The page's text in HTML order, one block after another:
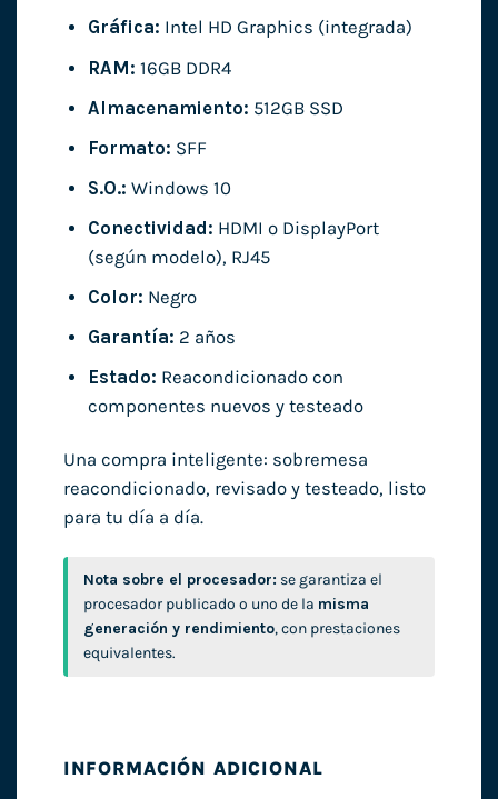
Gráfica: Intel HD Graphics (integrada)
RAM: 16GB DDR4
Almacenamiento: 512GB SSD
Formato: SFF
S.O.: Windows 10
Conectividad: HDMI o DisplayPort
(según modelo), RJ45
Color: Negro
Garantía: 2 años
Estado: Reacondicionado con
componentes nuevos y testeado
Una compra inteligente: sobremesa
reacondicionado, revisado y testeado, listo
para tu día a día.
Nota sobre el procesador: se garantiza el
procesador publicado o uno de la misma
generación y rendimiento, con prestaciones
equivalentes.
INFORMACIÓN ADICIONAL